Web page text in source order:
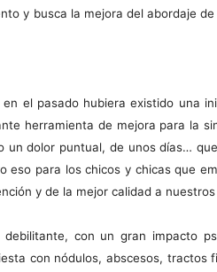
y busca la mejora del abordaje
el pasado hubiera existido una
herramienta de mejora para la
dolor puntual, de unos días…
para los chicos y chicas que
y de la mejor calidad a nuestros
con un gran impacto
con nódulos, abscesos,